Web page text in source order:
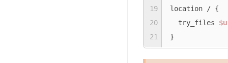
location / {
  try_files
}
19
20
21